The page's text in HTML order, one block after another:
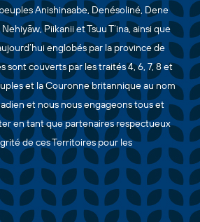
Anishinaabe, Denésoliné, Dene
Piikanii et Tsuu T’ina, ainsi que
englobés par la province de
sont couverts par les traités 4, 6, 7, 8 et
et la Couronne britannique au nom
et nous nous engageons tous et
en tant que partenaires respectueux
de ces Territoires pour les